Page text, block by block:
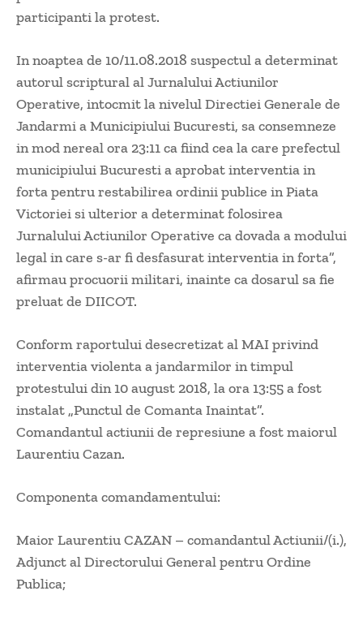
participanti la protest.
In noaptea de 10/11.08.2018 suspectul a determinat
autorul scriptural al Jurnalului Actiunilor
Operative, intocmit la nivelul Directiei Generale de
Jandarmi a Municipiului Bucuresti, sa consemneze
in mod nereal ora 23:11 ca fiind cea la care prefectul
municipiului Bucuresti a aprobat interventia in
forta pentru restabilirea ordinii publice in Piata
Victoriei si ulterior a determinat folosirea
Jurnalului Actiunilor Operative ca dovada a modului
legal in care s-ar fi desfasurat interventia in forta”,
afirmau procuorii militari, inainte ca dosarul sa fie
preluat de DIICOT.
Conform raportului desecretizat al MAI privind
interventia violenta a jandarmilor in timpul
protestului din 10 august 2018, la ora 13:55 a fost
instalat „Punctul de Comanta Inaintat”.
Comandantul actiunii de represiune a fost maiorul
Laurentiu Cazan.
Componenta comandamentului:
Maior Laurentiu CAZAN – comandantul Actiunii/(i.),
Adjunct al Directorului General pentru Ordine
Publica;